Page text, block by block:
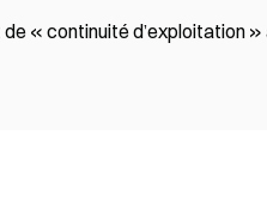
« continuité d’exploitation